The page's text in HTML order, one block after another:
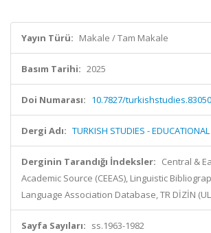
Yayın Türü: Makale / Tam Makale
Basım Tarihi: 2025
Doi Numarası: 10.7827/turkishstudies.83050
Dergi Adı: TURKISH STUDIES - EDUCATIONAL
Derginin Tarandığı İndeksler: Central &
Academic Source (CEEAS), Linguistic
Language Association Database, TR DİZİN
Sayfa Sayıları: ss.1963-1982